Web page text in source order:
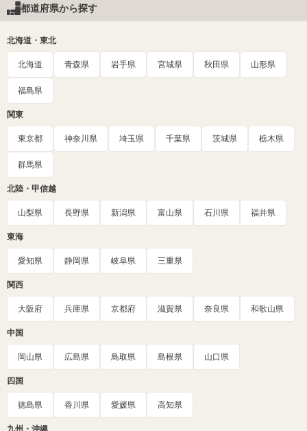
都道府県から探す
北海道・東北
北海道 青森県 岩手県 宮城県 秋田県 山形県
福島県
関東
東京都 神奈川県 埼玉県 千葉県 茨城県 栃木県
群馬県
北陸・甲信越
山梨県 長野県 新潟県 富山県 石川県 福井県
東海
愛知県 静岡県 岐阜県 三重県
関西
大阪府 兵庫県 京都府 滋賀県 奈良県 和歌山県
中国
岡山県 広島県 鳥取県 島根県 山口県
四国
徳島県 香川県 愛媛県 高知県
九州・沖縄